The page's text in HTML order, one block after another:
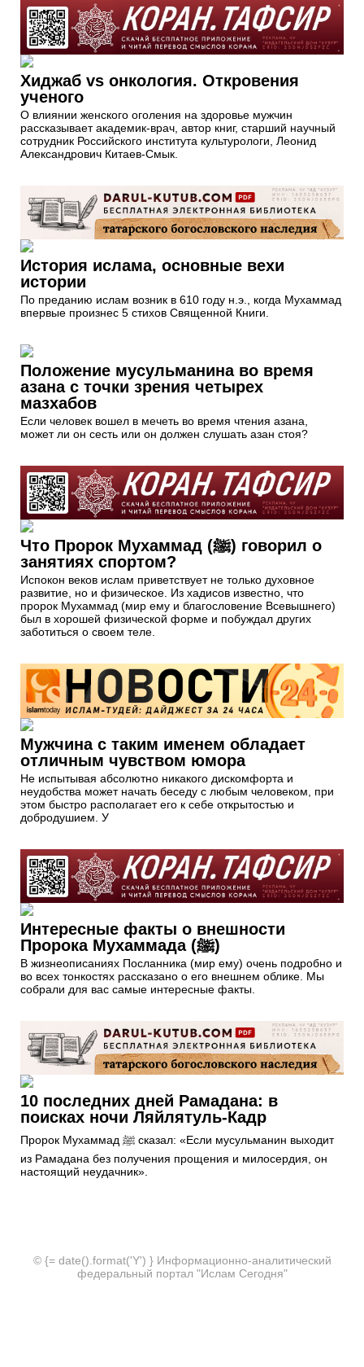
Хиджаб vs онкология. Откровения
ученого
О влиянии женского оголения на здоровье мужчин
рассказывает академик-врач, автор книг, старший научный
сотрудник Российского института культурологи, Леонид
Александрович Китаев-Смык.
История ислама, основные вехи
истории
По преданию ислам возник в 610 году н.э., когда Мухаммад
впервые произнес 5 стихов Священной Книги.
Положение мусульманина во время
азана с точки зрения четырех
мазхабов
Если человек вошел в мечеть во время чтения азана,
может ли он сесть или он должен слушать азан стоя?
Что Пророк Мухаммад (ﷺ) говорил о
занятиях спортом?
Испокон веков ислам приветствует не только духовное
развитие, но и физическое. Из хадисов известно, что
пророк Мухаммад (мир ему и благословение Всевышнего)
был в хорошей физической форме и побуждал других
заботиться о своем теле.
Мужчина с таким именем обладает
отличным чувством юмора
Не испытывая абсолютно никакого дискомфорта и
неудобства может начать беседу с любым человеком, при
этом быстро располагает его к себе открытостью и
добродушием. У
Интересные факты о внешности
Пророка Мухаммада (ﷺ)
В жизнеописаниях Посланника (мир ему) очень подробно и
во всех тонкостях рассказано о его внешнем облике. Мы
собрали для вас самые интересные факты.
10 последних дней Рамадана: в
поисках ночи Ляйлятуль-Кадр
Пророк Мухаммад ﷺ сказал: «Если мусульманин выходит
из Рамадана без получения прощения и милосердия, он
настоящий неудачник».
© {= date().format('Y') } Информационно-аналитический
федеральный портал "Ислам Сегодня"